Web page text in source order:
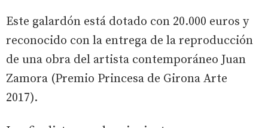
Este galardón está dotado con 20.000 euros y
reconocido con la entrega de la reproducción
de una obra del artista contemporáneo Juan
Zamora (Premio Princesa de Girona Arte
2017).